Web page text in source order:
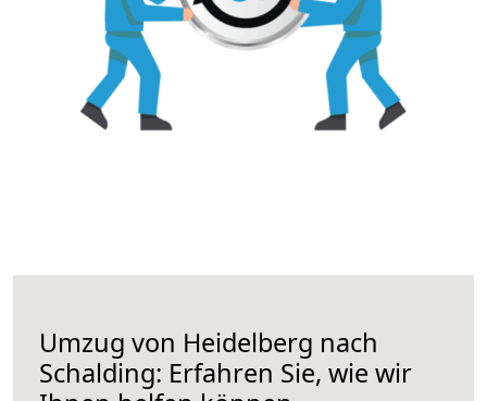
Umzug von Heidelberg nach
Schalding: Erfahren Sie, wie wir